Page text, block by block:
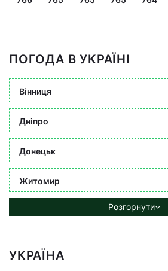
ПОГОДА В УКРАЇНІ
Вінниця
Дніпро
Донецьк
Житомир
Розгорнути
УКРАЇНА